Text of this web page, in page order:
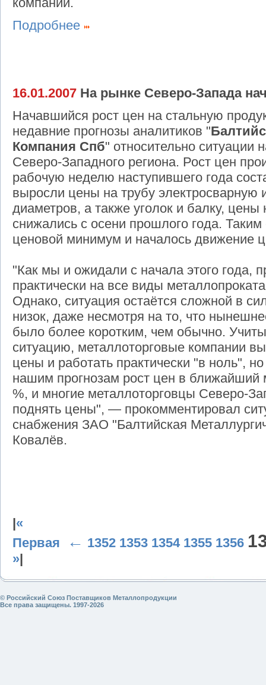
Подробнее
16.01.2007 На рынке Северо-Запада
Начавшийся рост цен на стальную
недавние прогнозы аналитиков "
Компания Спб" относительно ситуации
Северо-Западного региона. Рост цен
рабочую неделю наступившего года
выросли цены на трубу электросварную
диаметров, а также уголок и балку, цены
снижались с осени прошлого года.
ценовой минимум и началось движение
"Как мы и ожидали с начала этого года,
практически на все виды
Однако, ситуация остаётся сложной в
низок, даже несмотря на то, что
было более коротким, чем обычно.
ситуацию, металлоторговые компании
цены и работать практически "в ноль",
нашим прогнозам рост цен в ближайший
%, и многие металлоторговцы Северо-
поднять цены", — прокомментировал
снабжения ЗАО "Балтийская
Ковалёв.
«
Первая
← 1352 1353 1354 1355 1356
»
© Российский Союз Поставщиков Металлопродукции
Все права защищены. 1997-2026